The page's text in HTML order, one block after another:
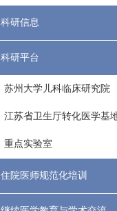
科研信息
科研平台
苏州大学儿科临床研究院
江苏省卫生厅转化医学基
重点实验室
住院医师规范化培训